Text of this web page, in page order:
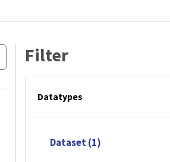
Filter
Datatypes
Dataset (1)